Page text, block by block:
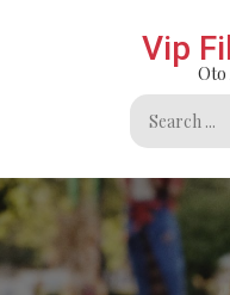
Vip
Oto
Search
for: